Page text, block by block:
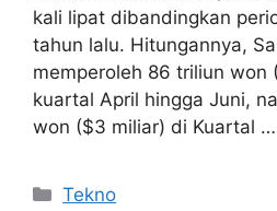
kali lipat dibandingkan
tahun lalu. Hitungannya,
memperoleh 86 triliun won
kuartal April hingga Juni,
won ($3 miliar) di Kuartal …
Kategori
Tekno